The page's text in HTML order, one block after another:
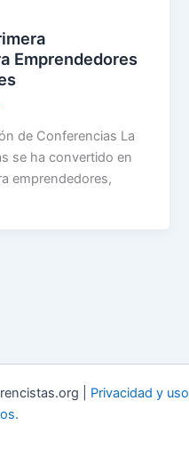
Emprendedores
de Conferencias La
se ha convertido en
emprendedores,
| Privacidad y uso